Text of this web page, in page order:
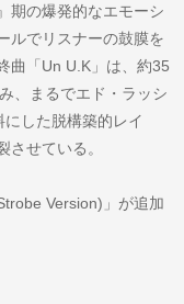
期の爆発的なエモーシ
ルでリスナーの鼓膜を
曲「Un U.K」は、約35
、まるでエド・ラッシ
した脱構築的レイ
せている。
Version)」が追加